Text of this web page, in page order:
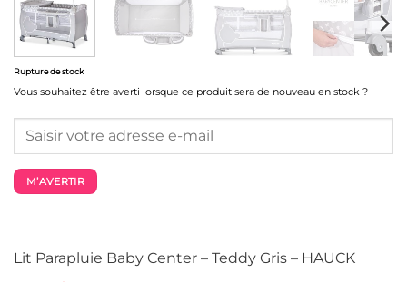
Lit Parapluie Baby Center – Teddy Gris – HAUCK
Rupture de stock
Vous souhaitez être averti lorsque ce produit sera de nouveau en stock ?
M’AVERTIR